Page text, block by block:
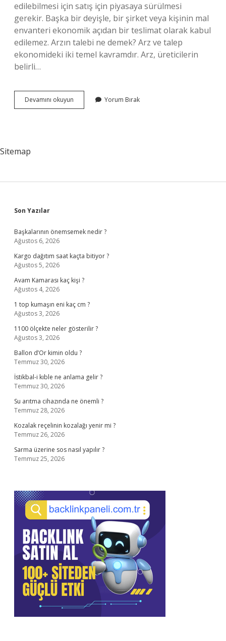
edilebilmesi için satış için piyasaya sürülmesi
gerekir. Başka bir deyişle, bir şirket veya kişinin mal
envanteri ekonomik açıdan bir teslimat olarak kabul
edilemez. Arzın talebi ne demek? Arz ve talep
ekonomideki iki temel kavramdır. Arz, üreticilerin
belirli…
Devamını okuyun
Talepteki
Yorum Bırak
Sitemap
Sidebar
Son Yazılar
Başkalarının önemsemek nedir ?
Ağustos 6, 2026
Kargo dağıtım saat kaçta bitiyor ?
Ağustos 5, 2026
Avam Kamarası kaç kişi ?
Ağustos 4, 2026
1 top kumaşın eni kaç cm ?
Ağustos 3, 2026
1100 ölçekte neler gösterilir ?
Ağustos 3, 2026
Ballon d’Or kimin oldu ?
Temmuz 30, 2026
İstikbal-i kıble ne anlama gelir ?
Temmuz 30, 2026
Su arıtma cihazında ne önemli ?
Temmuz 28, 2026
Kozalak reçelinin kozalağı yenir mi ?
Temmuz 26, 2026
Sarma üzerine sos nasıl yapılır ?
Temmuz 25, 2026